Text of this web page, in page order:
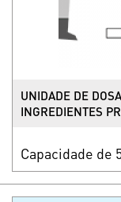
UNIDADE DE
INGREDIENTES
Capacidade de